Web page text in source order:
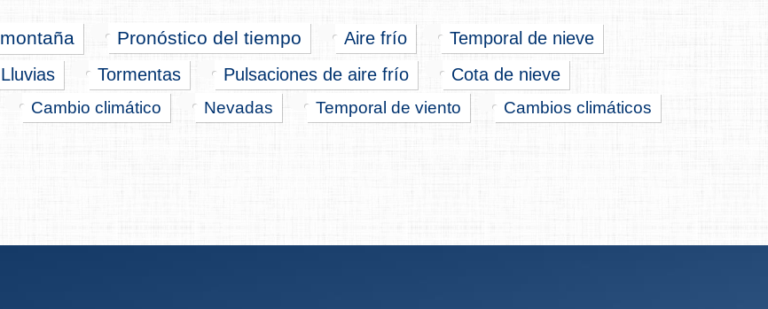
montaña Pronóstico del tiempo Aire frío
Temporal de nieve
Lluvias Tormentas Pulsaciones de aire frío
Cota de nieve
Cambio climático Nevadas Temporal de viento
Cambios climáticos